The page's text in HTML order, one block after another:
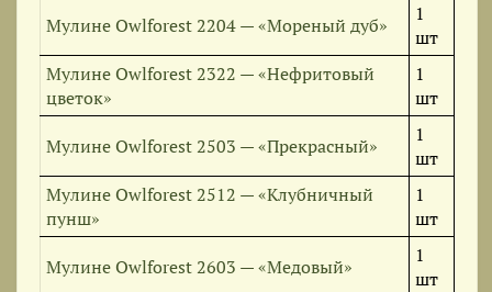
Мулине Owlforest 2204 — «Мореный дуб»
1
шт
Мулине Owlforest 2322 — «Нефритовый
цветок»
1
шт
Мулине Owlforest 2503 — «Прекрасный»
1
шт
Мулине Owlforest 2512 — «Клубничный
пунш»
1
шт
Мулине Owlforest 2603 — «Медовый»
1
шт